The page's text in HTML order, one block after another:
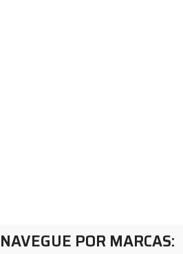
NAVEGUE POR MARCAS: